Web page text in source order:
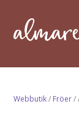
Webbutik/ Fröer/